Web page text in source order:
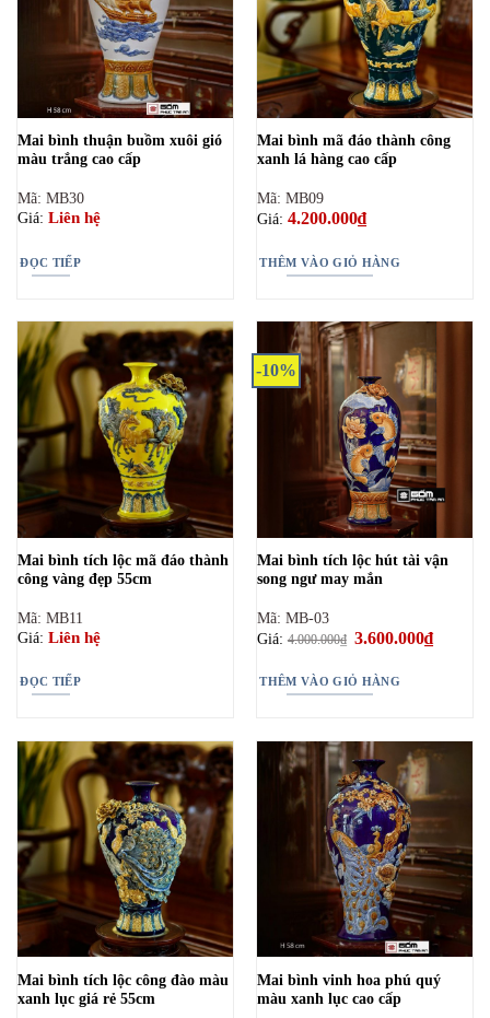
Mai bình thuận buồm xuôi gió
màu trắng cao cấp
Mã: MB30
Giá: Liên hệ
ĐỌC TIẾP
Mai bình mã đáo thành công
xanh lá hàng cao cấp
Mã: MB09
Giá: 4.200.000₫
THÊM VÀO GIỎ HÀNG
Mai bình tích lộc mã đáo thành
công vàng đẹp 55cm
Mã: MB11
Giá: Liên hệ
ĐỌC TIẾP
-10%
Mai bình tích lộc hút tài vận
song ngư may mắn
Mã: MB-03
Giá:4.000.000₫ Giá
4.000.000₫.
3.600.000₫Giá
hiện
THÊM VÀO GIỎ HÀNG
Mai bình tích lộc công đào màu
xanh lục giá rẻ 55cm
Mai bình vinh hoa phú quý
màu xanh lục cao cấp